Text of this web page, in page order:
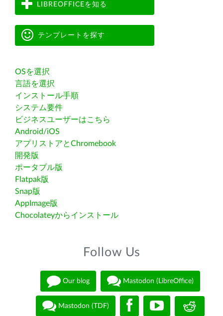
LIBREOFFICEを知る
テンプレートを探す
OSを選択
言語を選択
インストール手順
システム要件
ビジネスユーザーはこちら
Android/iOS
アプリストアとChromebook
開発版
ポータブル版
Flatpak版
Snap版
AppImage版
Chocolateyからインストール
Follow Us
Our blog Mastodon (LibreOffice)
Mastodon (TDF)